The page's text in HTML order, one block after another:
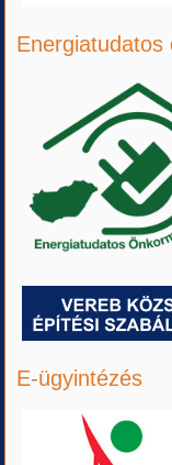
Energiatudatos
E-ügyintézés